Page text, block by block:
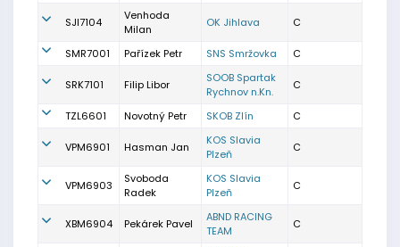
SJI7104
Venhoda
Milan
OK Jihlava C
SMR7001 Pařízek Petr SNS Smržovka C
SRK7101 Filip Libor
SOOB Spartak
Rychnov n.Kn.
C
TZL6601 Novotný Petr SKOB Zlín C
VPM6901 Hasman Jan
KOS Slavia
Plzeň
C
VPM6903
Svoboda
Radek
KOS Slavia
Plzeň
C
XBM6904 Pekárek Pavel
ABND RACING
TEAM
C